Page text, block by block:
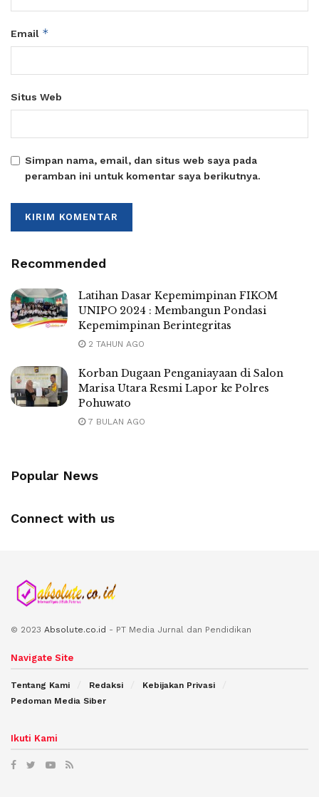
Email *
Situs Web
Simpan nama, email, dan situs web saya pada
peramban ini untuk komentar saya berikutnya.
Recommended
Latihan Dasar Kepemimpinan FIKOM
UNIPO 2024 : Membangun Pondasi
Kepemimpinan Berintegritas
2 TAHUN AGO
Korban Dugaan Penganiayaan di Salon
Marisa Utara Resmi Lapor ke Polres
Pohuwato
7 BULAN AGO
Popular News
Connect with us
© 2023 Absolute.co.id - PT Media Jurnal dan Pendidikan
Navigate Site
Tentang Kami Redaksi
Kebijakan Privasi
Pedoman Media Siber
Ikuti Kami